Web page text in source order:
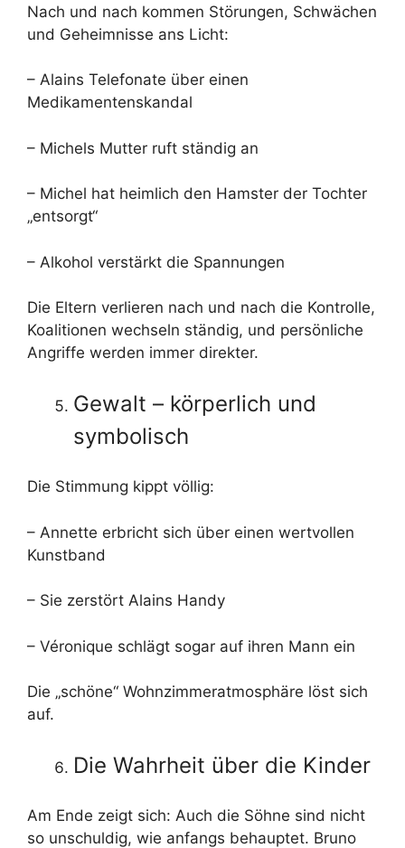
Nach und nach kommen Störungen, Schwächen
und Geheimnisse ans Licht:
– Alains Telefonate über einen
Medikamentenskandal
– Michels Mutter ruft ständig an
– Michel hat heimlich den Hamster der Tochter
„entsorgt“
– Alkohol verstärkt die Spannungen
Die Eltern verlieren nach und nach die Kontrolle,
Koalitionen wechseln ständig, und persönliche
Angriffe werden immer direkter.
Gewalt – körperlich und
symbolisch
Die Stimmung kippt völlig:
– Annette erbricht sich über einen wertvollen
Kunstband
– Sie zerstört Alains Handy
– Véronique schlägt sogar auf ihren Mann ein
Die „schöne“ Wohnzimmeratmosphäre löst sich
auf.
Die Wahrheit über die Kinder
Am Ende zeigt sich: Auch die Söhne sind nicht
so unschuldig, wie anfangs behauptet. Bruno